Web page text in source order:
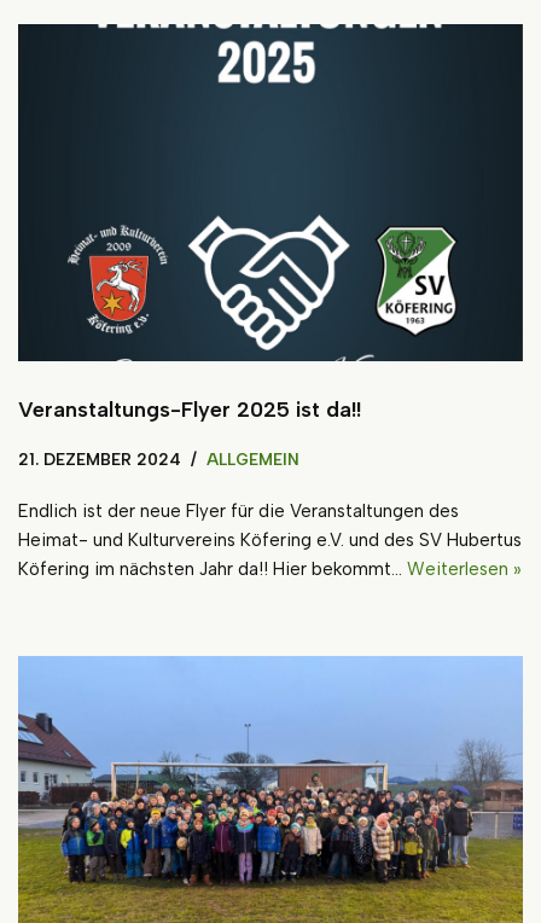
Veranstaltungs-Flyer 2025 ist da!!
21. DEZEMBER 2024 ALLGEMEIN
Endlich ist der neue Flyer für die Veranstaltungen des
Heimat- und Kulturvereins Köfering e.V. und des SV Hubertus
Köfering im nächsten Jahr da!! Hier bekommt… Weiterlesen »